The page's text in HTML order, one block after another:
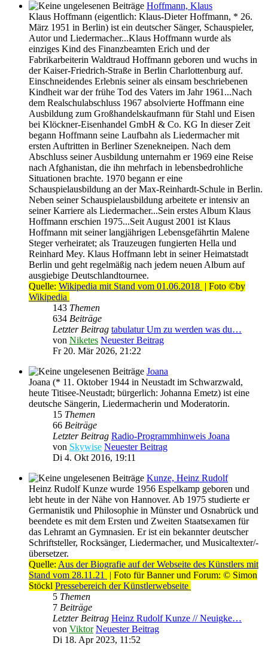
Hoffmann, Klaus
Klaus Hoffmann (eigentlich: Klaus-Dieter Hoffmann, * 26.
März 1951 in Berlin) ist ein deutscher Sänger, Schauspieler,
Autor und Liedermacher...Klaus Hoffmann wurde als
einziges Kind des Finanzbeamten Erich und der
Fabrikarbeiterin Waldtraud Hoffmann geboren und wuchs in
der Kaiser-Friedrich-Straße in Berlin Charlottenburg auf.
Einschneidendes Erlebnis seiner als einsam beschriebenen
Kindheit war der frühe Tod des Vaters im Jahr 1961...Nach
dem Realschulabschluss 1967 absolvierte Hoffmann eine
Ausbildung zum Großhandelskaufmann für Stahl und Eisen
bei Klöckner-Eisenhandel GmbH & Co. KG In dieser Zeit
begann Hoffmann seine Laufbahn als Liedermacher mit
ersten Auftritten in Berliner Szenekneipen. Nach dem
Abschluss seiner Ausbildung unternahm er 1969 eine Reise
nach Afghanistan, die ihn mehrfach in lebensbedrohliche
Situationen brachte. 1970 begann er eine
Schauspielausbildung an der Max-Reinhardt-Schule in Berlin.
Neben seiner Schauspielausbildung arbeitete er intensiv an
seiner Karriere als Liedermacher...Sein erstes Album Klaus
Hoffmann erschien 1975...Seit August 2001 ist Klaus
Hoffmann mit seiner langjährigen Lebensgefährtin Malene
Steger verheiratet; als Trauzeugen fungierten Hella und
Reinhard Mey. Klaus Hoffmann lebt in seiner Heimatstadt
Berlin und geht regelmäßig nach jedem neuen Album auf
ausgiebige Deutschlandtournee.
Quelle: Wikipedia mit Stand vom 01.06.2018 | Foto ©by
Wikipedia
143 Themen
634 Beiträge
Letzter Beitrag tabulatur Um zu werden was du…
von Niketes Neuester Beitrag
Fr 20. Mär 2026, 21:22
Joana
Joana (* 11. Oktober 1944 in Neustadt im Schwarzwald,
heute Titisee-Neustadt; bürgerlich: Johanna Emetz) ist eine
deutsche Sängerin, Liedermacherin und Moderatorin.
15 Themen
66 Beiträge
Letzter Beitrag Radio-Programmhinweis Joana
von Skywise Neuester Beitrag
Di 4. Okt 2016, 19:11
Kunze, Heinz Rudolf
Heinz Rudolf Kunze wurde 1956 Espelkamp geboren und
lebt heute in der Nähe von Hannover. Ab 1975 studierte er
Germanistik und Philosophie in Münster und Osnabrück und
beendete es mit dem Ersten und Zweiten Staatsexamen für
das Lehramt an Gymnasien. Er ist ein bekannter deutscher
Schriftsteller, Rocksänger, Liedermacher, und Musicaltexter/-
übersetzer.
Quelle: Aus der Biografie auf der Webseite des Künstlers mit
Stand vom 28.11.21
| Foto für Banner und Forum: © Simon
Stöckl Pressebereich der Künstlerwebseite
5 Themen
7 Beiträge
Letzter Beitrag Heinz Rudolf Kunze // Neuigke…
von Viktor Neuester Beitrag
Di 18. Apr 2023, 11:52